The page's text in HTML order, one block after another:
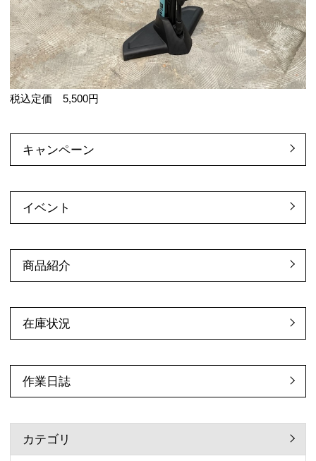
税込定価 5,500円
キャンペーン
イベント
商品紹介
在庫状況
作業日誌
カテゴリ